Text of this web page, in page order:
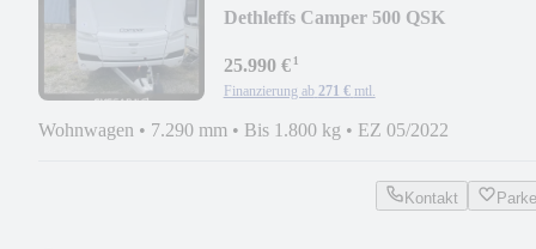
Dethleffs Camper 500 QSK
25.990 €¹
Finanzierung ab 271 € mtl.
Wohnwagen • 7.290 mm • Bis 1.800 kg • EZ 05/2022
Kontakt